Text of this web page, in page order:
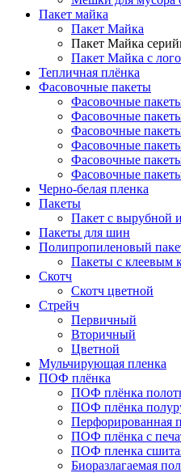
Пакет майка
Пакет Майка
Пакет Майка
Пакет Майка с
Тепличная плёнка
Фасовочные пакеты
Фасовочные
Фасовочные
Фасовочные
Фасовочные
Фасовочные
Фасовочные
Черно-белая пленка
Пакеты
Пакет с вырубной
Пакеты для шин
Полипропиленовый
Пакеты с клеевым
Скотч
Скотч цветной
Стрейч
Первичный
Вторичный
Цветной
Мульчирующая пленка
ПОФ плёнка
ПОФ плёнка
ПОФ плёнка
Перфорированная
ПОФ плёнка с
ПОФ пленка
Биоразлагаемая